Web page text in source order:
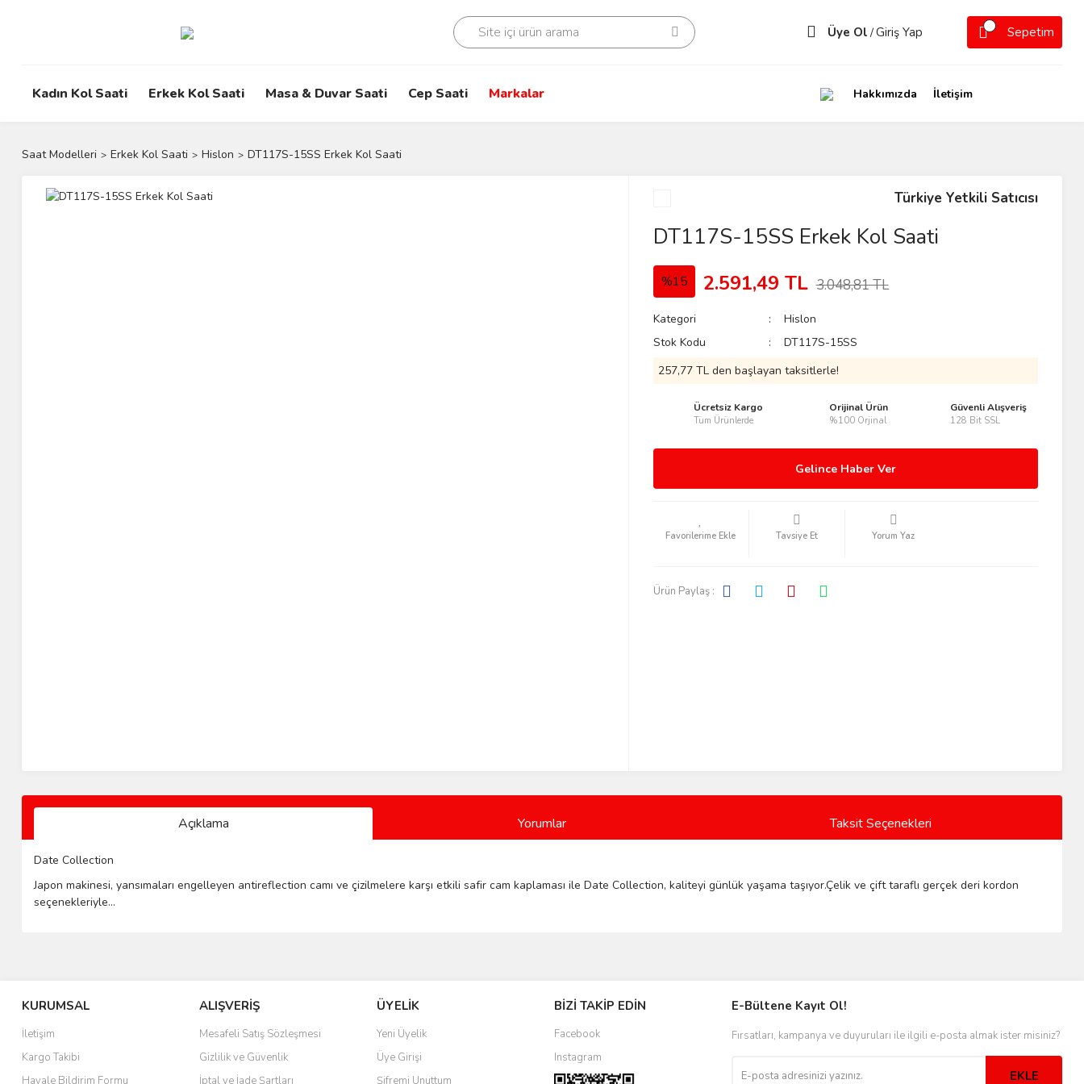
Üye Ol /Giriş Yap Sepetim
Kadın Kol Saati Erkek Kol Saati Masa & Duvar Saati Cep Saati Markalar Hakkımızda İletişim
Saat Modelleri Erkek Kol Saati Hislon DT117S-15SS Erkek Kol Saati
Türkiye Yetkili Satıcısı
DT117S-15SS Erkek Kol Saati
%15 2.591,49 TL 3.048,81 TL
Kategori
Hislon
Stok Kodu
DT117S-15SS
257,77 TL den başlayan taksitlerle!
Ücretsiz Kargo
Tüm Ürünlerde
Orijinal Ürün
%100 Orjinal
Güvenli Alışveriş
128 Bit SSL
Gelince Haber Ver
Tavsiye Et Yorum Yaz
Ürün Paylaş :
Açıklama Yorumlar Taksit Seçenekleri
Date Collection
Japon makinesi, yansımaları engelleyen antireflection camı ve çizilmelere karşı etkili safir cam kaplaması ile Date Collection, kaliteyi günlük yaşama taşıyor.Çelik ve çift taraflı gerçek deri kordon
seçenekleriyle...
KURUMSAL
İletişim
Kargo Takibi
Havale Bildirim Formu
ALIŞVERİŞ
Mesafeli Satış Sözleşmesi
Gizlilik ve Güvenlik
İptal ve İade Şartları
ÜYELİK
Yeni Üyelik
Üye Girişi
Şifremi Unuttum
BİZİ TAKİP EDİN
Facebook
Instagram
E-Bültene Kayıt Ol!
Fırsatları, kampanya ve duyuruları ile ilgili e-posta almak ister misiniz?
EKLE